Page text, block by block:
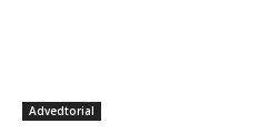
Advedtorial